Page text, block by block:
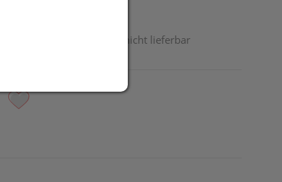
derzeit vom Hersteller nicht lieferbar